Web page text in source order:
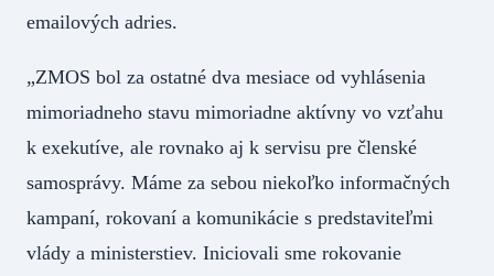
emailových adries.
„ZMOS bol za ostatné dva mesiace od vyhlásenia
mimoriadneho stavu mimoriadne aktívny vo vzťahu
k exekutíve, ale rovnako aj k servisu pre členské
samosprávy. Máme za sebou niekoľko informačných
kampaní, rokovaní a komunikácie s predstaviteľmi
vlády a ministerstiev. Iniciovali sme rokovanie